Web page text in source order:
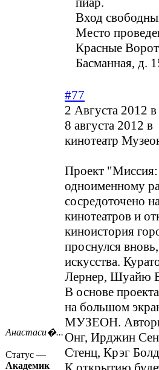
Вход
Место
Красные
Басманная, д.
Анастаси�...
Статус —
Академик
#77
2 Августа 2012
8 августа 2012
кинотеатр
Проект "Миссия:
одноименному
сосредоточено
кинотеатров и
киноистория
проснулся
искусства.
Лернер, Шуайю
В основе
на большом
МУЗЕОН.
Онг, Ирджин
Стенц, Крэг